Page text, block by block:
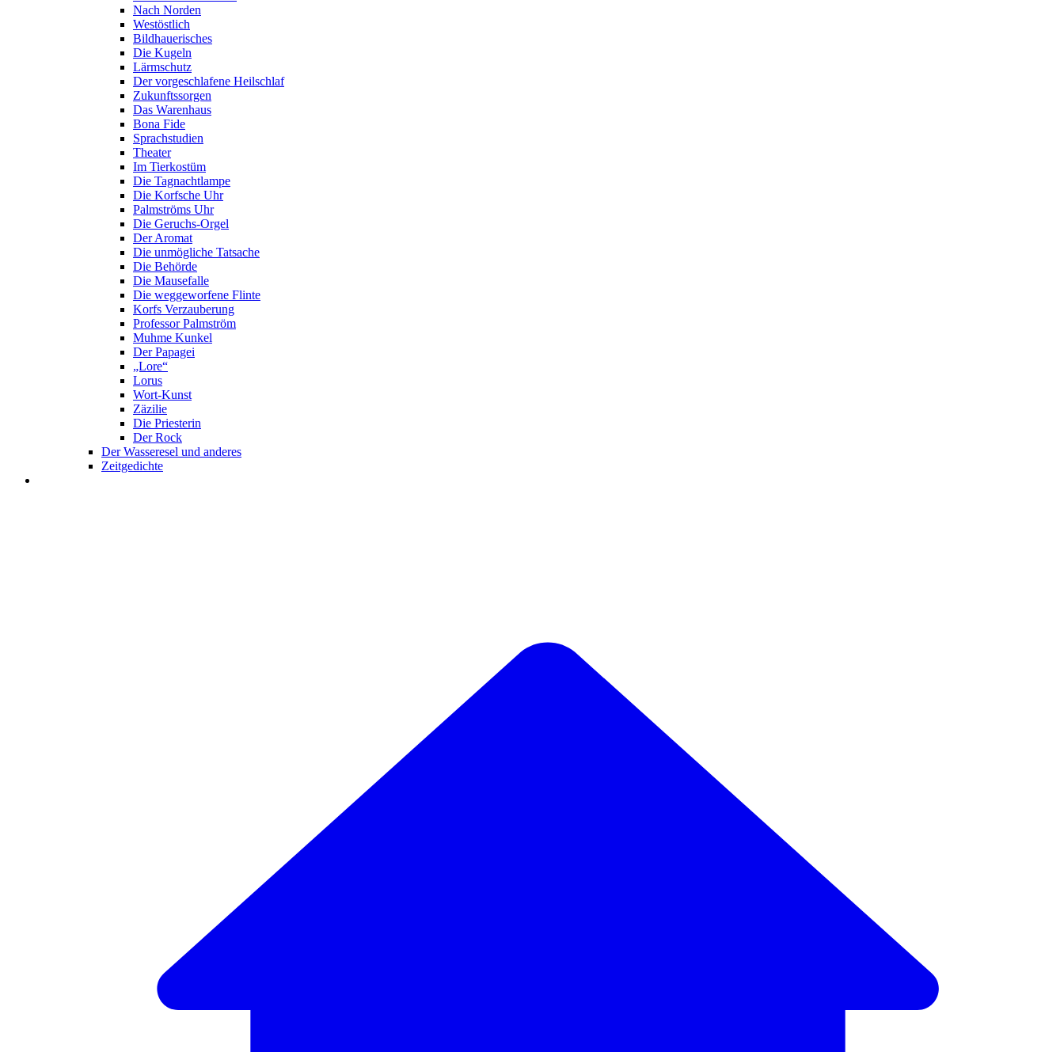
Nach Norden
Westöstlich
Bildhauerisches
Die Kugeln
Lärmschutz
Der vorgeschlafene Heilschlaf
Zukunftssorgen
Das Warenhaus
Bona Fide
Sprachstudien
Theater
Im Tierkostüm
Die Tagnachtlampe
Die Korfsche Uhr
Palmströms Uhr
Die Geruchs-Orgel
Der Aromat
Die unmögliche Tatsache
Die Behörde
Die Mausefalle
Die weggeworfene Flinte
Korfs Verzauberung
Professor Palmström
Muhme Kunkel
Der Papagei
„Lore“
Lorus
Wort-Kunst
Zäzilie
Die Priesterin
Der Rock
Der Wasseresel und anderes
Zeitgedichte